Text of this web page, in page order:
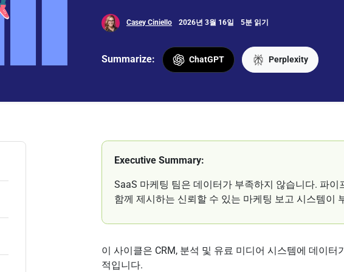
Casey Ciniello 2026년 3월 16일 5분 읽기
Summarize: ChatGPT Perplexity
Executive Summary:
SaaS 마케팅 팀은 데이터가 부족하지 않습니다. 파
함께 제시하는 신뢰할 수 있는 마케팅 보고 시스템이
이 사이클은 CRM, 분석 및 유료 미디어 시스템에 데이
적입니다.